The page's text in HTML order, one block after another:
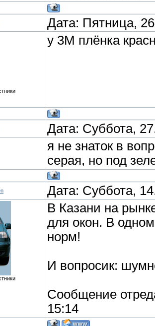
Дата: Пятница,
у 3М плёнка
Дата: Суббота,
я не знаток в
серая, но под
Дата: Суббота,
В Казани на
для окон. В
норм!
И вопросик:
Сообщение
15:14